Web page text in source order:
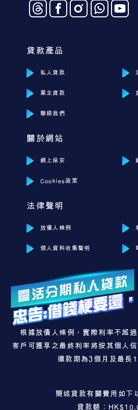
貸款產品
私人貸款
業主貸款
聯絡我們
關於網站
網上保安
Cookies政策
法律聲明
放債人條例
個人資料收集聲明
根據放債人條例，實際利率不超
客戶可獲享之最終利率將按其個人
還款期為3個月及最長
簡述貸款有關費用如下
貸款額：